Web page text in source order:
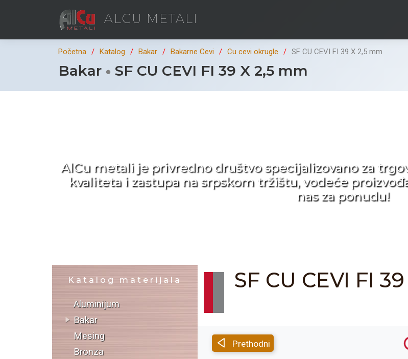
ALCU METALI
Početna Katalog Bakar Bakarne Cevi Cu cevi okrugle SF CU CEVI FI 39 X 2,5 mm
Bakar SF CU CEVI FI 39 X 2,5 mm
AlCu metali je privredno društvo specijalizovano za
kvaliteta i zastupa na srpskom tržištu, vodeće
nas za ponudu!
Katalog materijala
Aluminijum
Bakar
Mesing
Bronza
SF CU CEVI FI
Prethodni